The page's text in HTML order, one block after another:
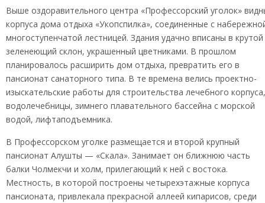
Выше оздоравительного центра «Профессорский уголок»
корпуса дома отдыха «Укопспилка», соединенные с
многоступенчатой лестницей. Здания удачно вписаны в крутой
зеленеющий склон, украшенный цветниками. В прошлом
планировалось расширить дом отдыха, превратить его в
пансионат санаторного типа. В те времена велись проектно-
изыскательские работы для строительства лечебного корпуса,
водолечебницы, зимнего плавательного бассейна с морской
водой, лифтаподъемника.
В Профессорском уголке размещается и второй крупный
пансионат Алушты — «Скала». Занимает он ближнюю часть
балки Чолмекчи и холм, прилегающий к ней с востока.
Местность, в которой построены четырехэтажные корпуса
пансионата, привлекала прекрасной аллеей кипарисов, среди